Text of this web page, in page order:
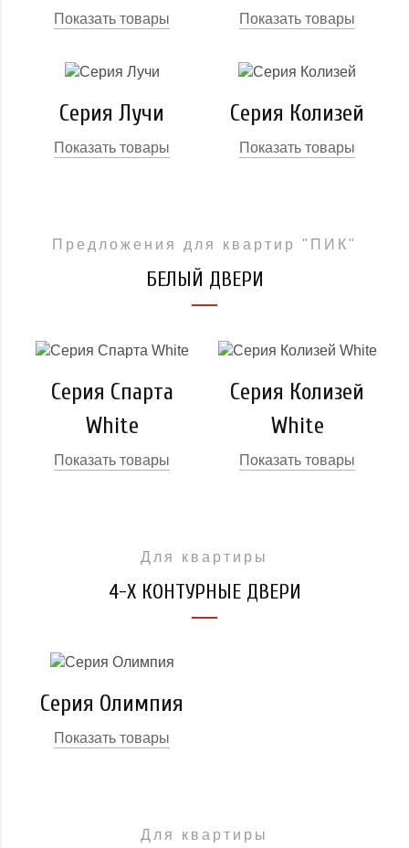
Показать товары Показать товары
Серия Лучи
Показать товары
Серия Колизей
Показать товары
Предложения для квартир "ПИК"
БЕЛЫЙ ДВЕРИ
Серия Спарта
White
Показать товары
Серия Колизей
White
Показать товары
Для квартиры
4-Х КОНТУРНЫЕ ДВЕРИ
Серия Олимпия
Показать товары
Для квартиры